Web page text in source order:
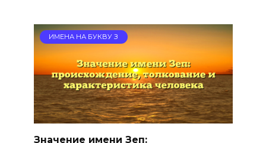
ИМЕНА НА БУКВУ З
Значение имени Зеп: